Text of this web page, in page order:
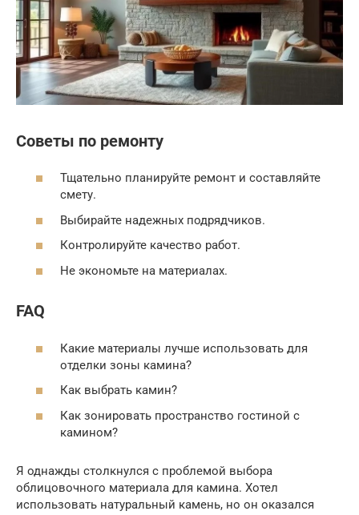
Советы по ремонту
Тщательно планируйте ремонт и составляйте
смету.
Выбирайте надежных подрядчиков.
Контролируйте качество работ.
Не экономьте на материалах.
FAQ
Какие материалы лучше использовать для
отделки зоны камина?
Как выбрать камин?
Как зонировать пространство гостиной с
камином?
Я однажды столкнулся с проблемой выбора
облицовочного материала для камина. Хотел
использовать натуральный камень, но он оказался